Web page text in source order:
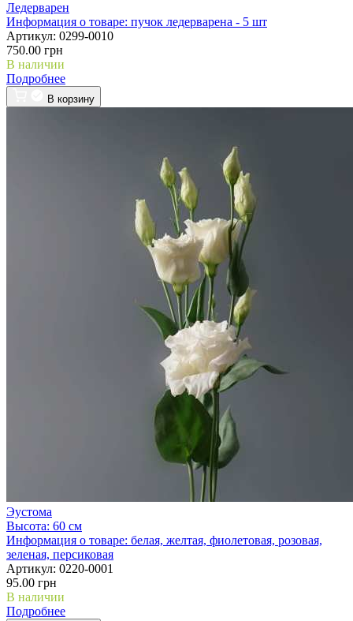
Ледерварен
Информация о товаре: пучок ледерварена - 5 шт
Артикул: 0299-0010
750.00 грн
В наличии
Подробнее
В корзину
Эустома
Высота: 60 см
Информация о товаре: белая, желтая, фиолетовая, розовая,
зеленая, персиковая
Артикул: 0220-0001
95.00 грн
В наличии
Подробнее